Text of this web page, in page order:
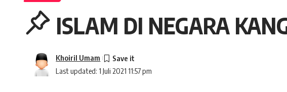
ISLAM DI NEGARA
Last updated: 1 Juli 2021 11:57 pm
Khoiril Umam